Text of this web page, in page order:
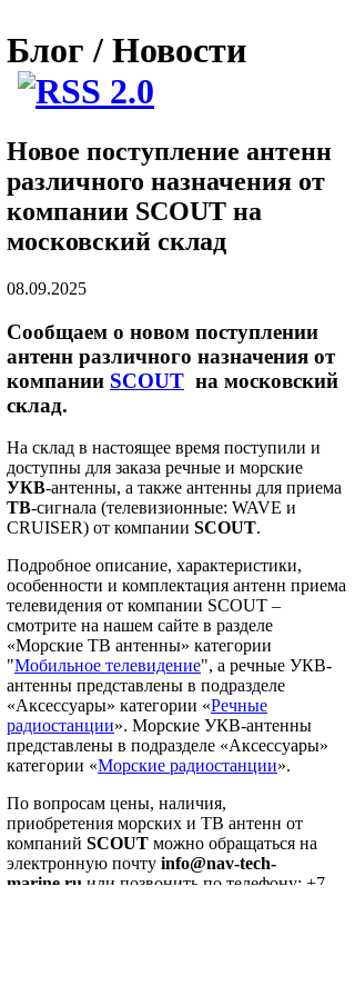
Блог / Новости
Новое поступление антенн
различного назначения от
компании SCOUT на
московский склад
08.09.2025
Сообщаем о новом поступлении
антенн различного назначения от
компании SCOUT на московский
склад.
На склад в настоящее время поступили и
доступны для заказа речные и морские
УКВ-антенны, а также антенны для приема
ТВ-сигнала (телевизионные: WAVE и
CRUISER) от компании SCOUT.
Подробное описание, характеристики,
особенности и комплектация антенн приема
телевидения от компании SCOUT –
смотрите на нашем сайте в разделе
«Морские ТВ антенны» категории
"Мобильное телевидение", а речные УКВ-
антенны представлены в подразделе
«Аксессуары» категории «Речные
радиостанц­ии». Морские УКВ-антенны
представлены в подразделе «Аксессуары»
категории «Морские радиостанции».
По вопросам цены, наличия,
приобретения морских и ТВ антенн от
компаний SCOUT можно обращаться на
электронную почту info@nav-tech-
marine .ru или позвонить по телефону: +7